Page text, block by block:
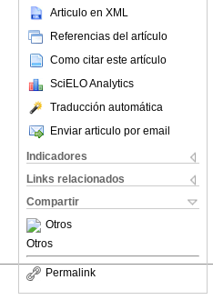
Articulo en XML
Referencias del artículo
Como citar este artículo
SciELO Analytics
Traducción automática
Enviar articulo por email
Indicadores
Links relacionados
Compartir
Otros
Otros
Permalink